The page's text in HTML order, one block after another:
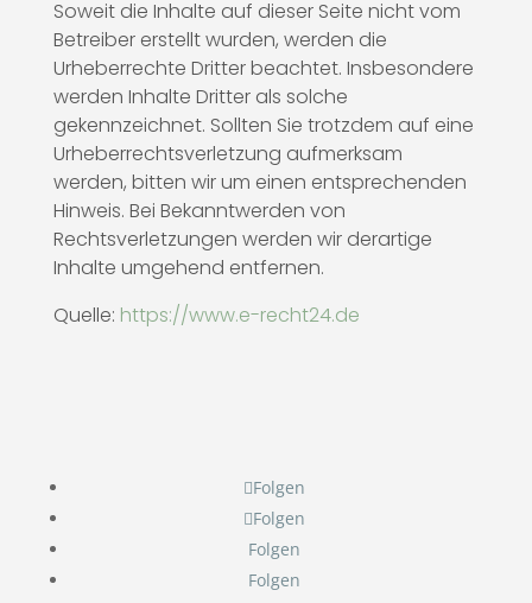
Soweit die Inhalte auf dieser Seite nicht vom
Betreiber erstellt wurden, werden die
Urheberrechte Dritter beachtet. Insbesondere
werden Inhalte Dritter als solche
gekennzeichnet. Sollten Sie trotzdem auf eine
Urheberrechtsverletzung aufmerksam
werden, bitten wir um einen entsprechenden
Hinweis. Bei Bekanntwerden von
Rechtsverletzungen werden wir derartige
Inhalte umgehend entfernen.
Quelle: https://www.e-recht24.de
Folgen
Folgen
Folgen
Folgen